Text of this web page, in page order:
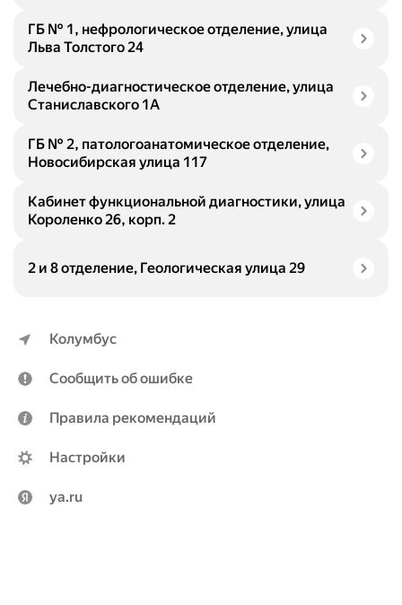
ГБ № 1, нефрологическое отделение, улица
Льва Толстого 24
Лечебно-диагностическое отделение, улица
Станиславского 1А
ГБ № 2, патологоанатомическое отделение,
Новосибирская улица 117
Кабинет функциональной диагностики, улица
Короленко 26, корп. 2
2 и 8 отделение, Геологическая улица 29
Колумбус
Сообщить об ошибке
Правила рекомендаций
Настройки
ya.ru